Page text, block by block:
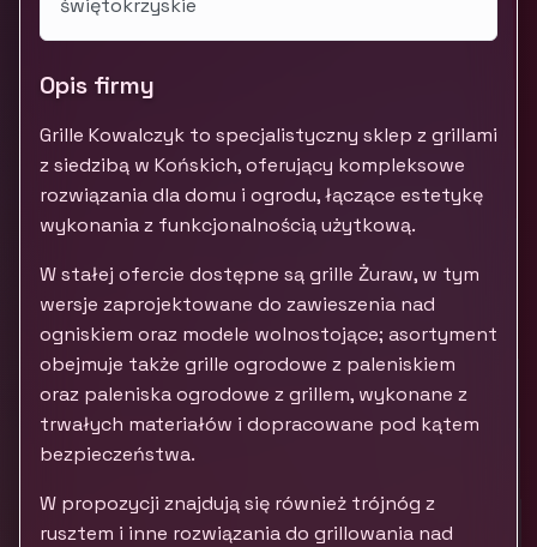
świętokrzyskie
Opis firmy
Grille Kowalczyk to specjalistyczny sklep z grillami
z siedzibą w Końskich, oferujący kompleksowe
rozwiązania dla domu i ogrodu, łączące estetykę
wykonania z funkcjonalnością użytkową.
W stałej ofercie dostępne są grille Żuraw, w tym
wersje zaprojektowane do zawieszenia nad
ogniskiem oraz modele wolnostojące; asortyment
obejmuje także grille ogrodowe z paleniskiem
oraz paleniska ogrodowe z grillem, wykonane z
trwałych materiałów i dopracowane pod kątem
bezpieczeństwa.
W propozycji znajdują się również trójnóg z
rusztem i inne rozwiązania do grillowania nad